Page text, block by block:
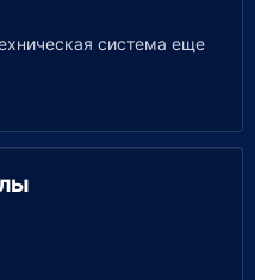
система еще